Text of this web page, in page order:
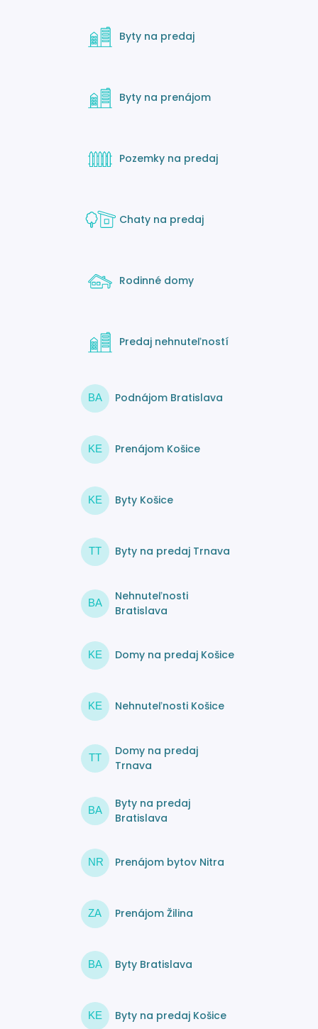
Byty na predaj
Byty na prenájom
Pozemky na predaj
Chaty na predaj
Rodinné domy
Predaj nehnuteľností
BA Podnájom Bratislava
KE Prenájom Košice
KE Byty Košice
TT Byty na predaj Trnava
BA
Nehnuteľnosti
Bratislava
KE Domy na predaj Košice
KE Nehnuteľnosti Košice
TT
Domy na predaj
Trnava
BA
Byty na predaj
Bratislava
NR Prenájom bytov Nitra
ZA Prenájom Žilina
BA Byty Bratislava
KE Byty na predaj Košice